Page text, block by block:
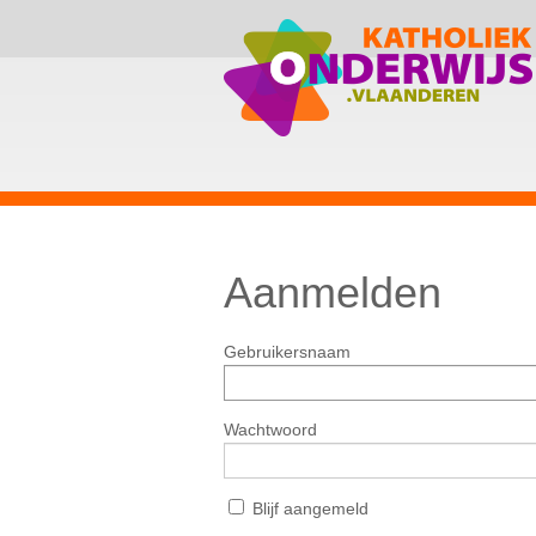
Aanmelden
Gebruikersnaam
Wachtwoord
Blijf aangemeld